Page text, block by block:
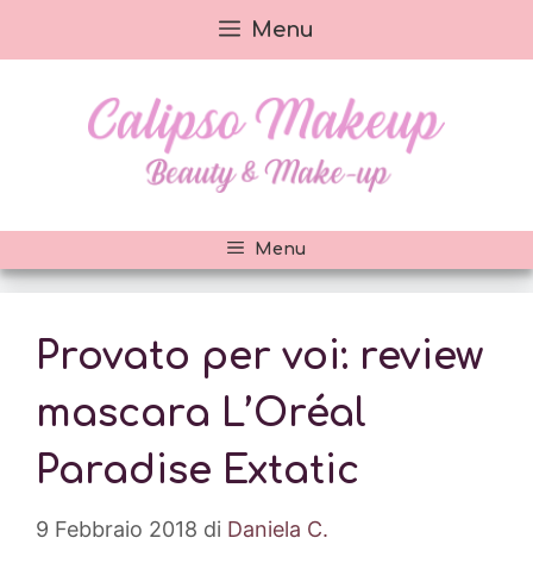
al
Menu
Menu
Provato per voi: review
mascara L’Oréal
Paradise Extatic
9 Febbraio 2018 di Daniela C.